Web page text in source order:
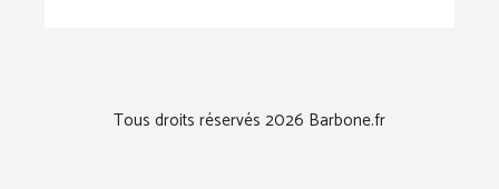
Tous droits réservés 2026 Barbone.fr